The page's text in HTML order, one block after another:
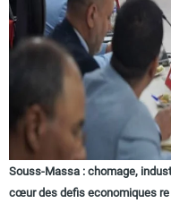
Souss-Massa : chomage,
cœur des defis economiques re